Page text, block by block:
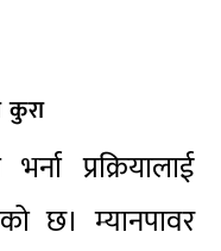
कुरा
प्रक्रियालाई
छ। म्यानपावर